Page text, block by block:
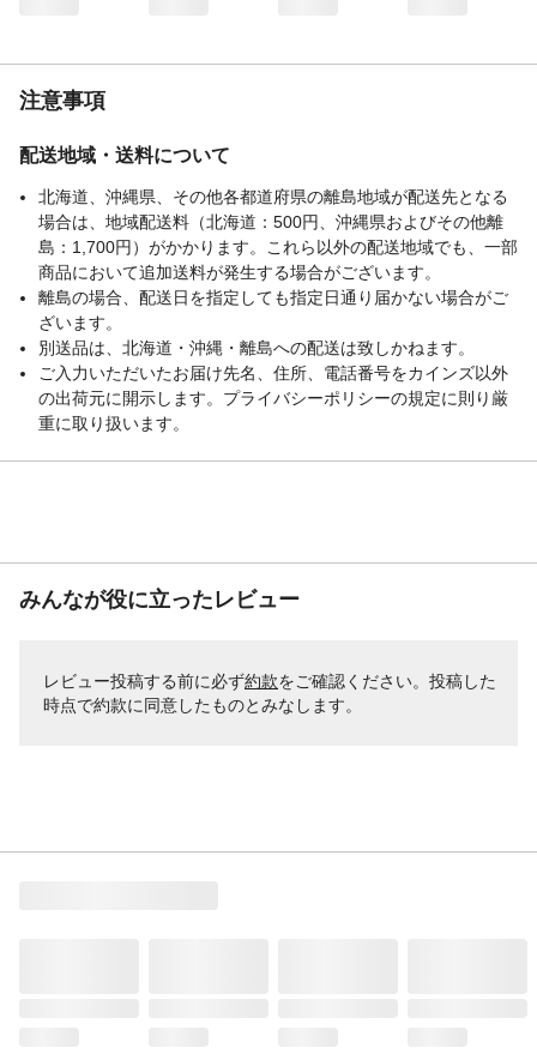
保管はしないでください。
生産国
注意事項
配送地域・送料について
北海道、沖縄県、その他各都道府県の離島地域が配送先となる
場合は、地域配送料（北海道：500円、沖縄県およびその他離
島：1,700円）がかかります。これら以外の配送地域でも、一部
商品において追加送料が発生する場合がございます。
離島の場合、配送日を指定しても指定日通り届かない場合がご
ざいます。
別送品は、北海道・沖縄・離島への配送は致しかねます。
ご入力いただいたお届け先名、住所、電話番号をカインズ以外
の出荷元に開示します。プライバシーポリシーの規定に則り厳
重に取り扱います。
みんなが役に立ったレビュー
レビュー投稿する前に必ず約款をご確認ください。投稿した
時点で約款に同意したものとみなします。